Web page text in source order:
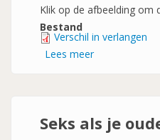
Klik op de afbeelding om
Bestand
Verschil in verlangen
Lees meerover
Seks als je